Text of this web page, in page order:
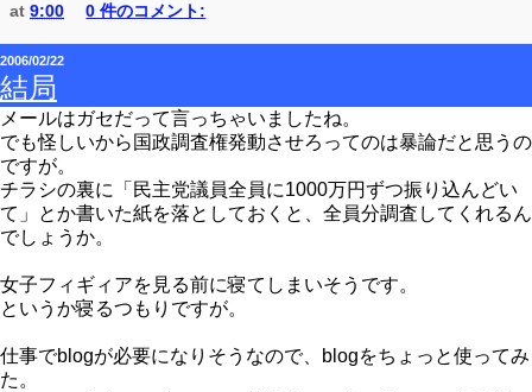
at 9:00 0 件のコメント:
2006/02/22
結局
メールはガセだって言っちゃいましたね。
でも怪しいから国政調査権発動させろってのは暴論だと思うの
ですが。
チラシの裏に「民主党議員全員に1000万円ずつ振り込んどい
て」とか書いた紙を落としておくと、全員分調査してくれるん
でしょうか。
女子フィギィアを見る前に寝てしまいそうです。
というか寝るつもりですが。
仕事でblogが必要になりそうなので、blogをちょっと使ってみ
た。